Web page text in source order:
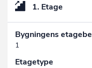
1. Etage
Bygningens
1
Etagetype